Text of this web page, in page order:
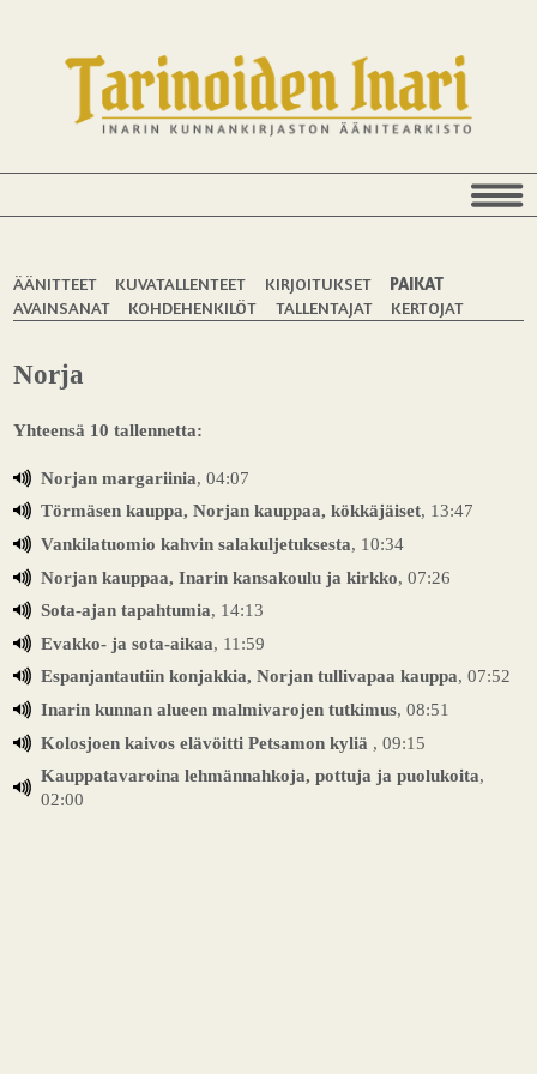
ÄÄNITTEET KUVATALLENTEET KIRJOITUKSET
PAIKAT
AVAINSANAT
KOHDEHENKILÖT TALLENTAJAT KERTOJAT
Norja
Yhteensä 10 tallennetta:
Norjan margariinia, 04:07
Törmäsen kauppa, Norjan kauppaa, kökkäjäiset, 13:47
Vankilatuomio kahvin salakuljetuksesta, 10:34
Norjan kauppaa, Inarin kansakoulu ja kirkko, 07:26
Sota-ajan tapahtumia, 14:13
Evakko- ja sota-aikaa, 11:59
Espanjantautiin konjakkia, Norjan tullivapaa kauppa, 07:52
Inarin kunnan alueen malmivarojen tutkimus, 08:51
Kolosjoen kaivos elävöitti Petsamon kyliä , 09:15
Kauppatavaroina lehmännahkoja, pottuja ja puolukoita,
02:00